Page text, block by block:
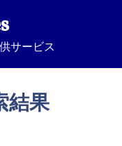
サービス
結果